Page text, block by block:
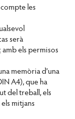
les
serà
els permisos
memòria d’una
A4), que ha
del treball, els
mitjans